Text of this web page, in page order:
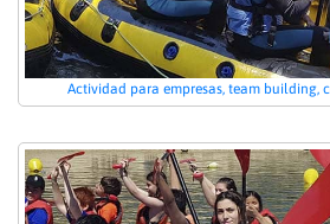
Actividad para empresas, team building,